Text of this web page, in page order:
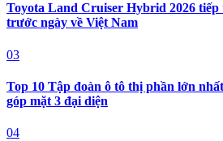
Toyota Land Cruiser Hybrid 2026
trước ngày về Việt Nam
03
Top 10 Tập đoàn ô tô thị phần lớn
góp mặt 3 đại diện
04